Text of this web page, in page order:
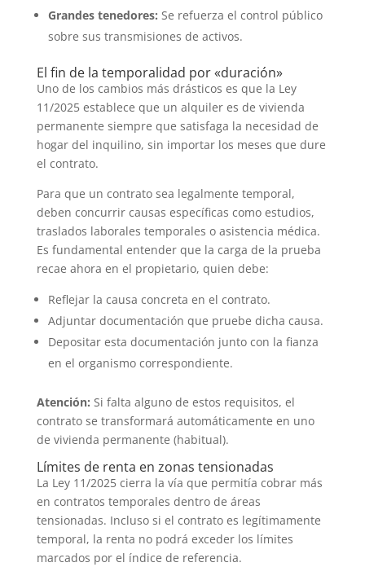
Grandes tenedores: Se refuerza el control público
sobre sus transmisiones de activos.
El fin de la temporalidad por «duración»
Uno de los cambios más drásticos es que la Ley
11/2025 establece que un alquiler es de vivienda
permanente siempre que satisfaga la necesidad de
hogar del inquilino, sin importar los meses que dure
el contrato.
Para que un contrato sea legalmente temporal,
deben concurrir causas específicas como estudios,
traslados laborales temporales o asistencia médica.
Es fundamental entender que la carga de la prueba
recae ahora en el propietario, quien debe:
Reflejar la causa concreta en el contrato.
Adjuntar documentación que pruebe dicha causa.
Depositar esta documentación junto con la fianza
en el organismo correspondiente.
Atención: Si falta alguno de estos requisitos, el
contrato se transformará automáticamente en uno
de vivienda permanente (habitual).
Límites de renta en zonas tensionadas
La Ley 11/2025 cierra la vía que permitía cobrar más
en contratos temporales dentro de áreas
tensionadas. Incluso si el contrato es legítimamente
temporal, la renta no podrá exceder los límites
marcados por el índice de referencia.